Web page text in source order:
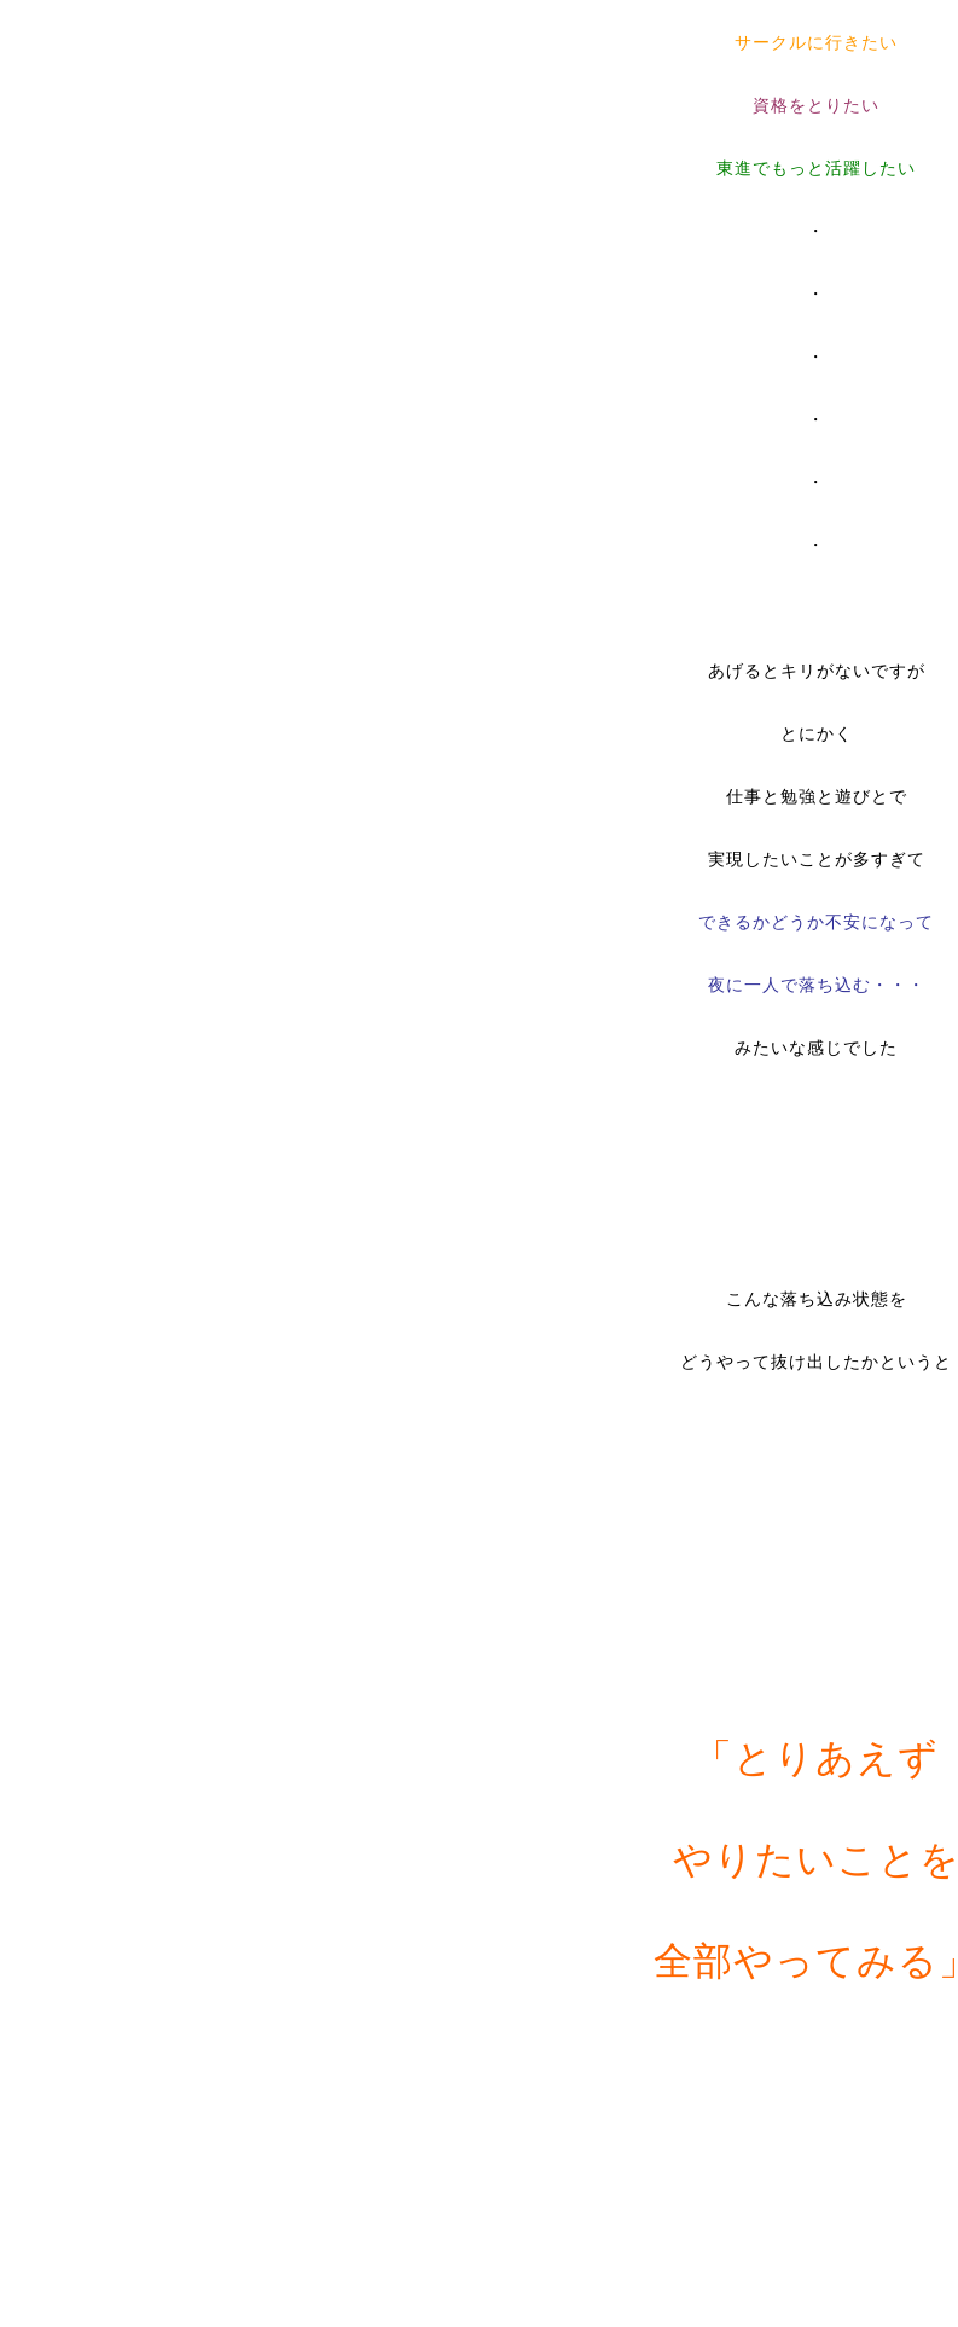
サークルに行きたい
資格をとりたい
東進でもっと活躍したい
・
・
・
・
・
・
あげるとキリがないですが
とにかく
仕事と勉強と遊びとで
実現したいことが多すぎて
できるかどうか不安になって
夜に一人で落ち込む・・・
みたいな感じでした
こんな落ち込み状態を
どうやって抜け出したかというと
「とりあえず
やりたいことを
全部やってみる」